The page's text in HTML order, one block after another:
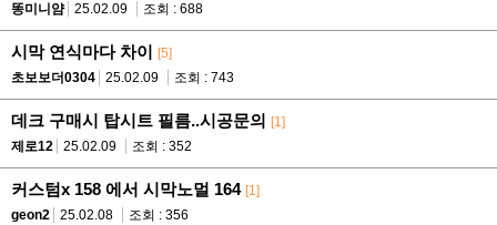
똥미니얌
25.02.09 조회 : 688
시막 연식마다 차이 [5]
초보보더0304
25.02.09 조회 : 743
데크 구매시 탑시트 필름..시공문의 [1]
제로12
25.02.09 조회 : 352
커스텀x 158 에서 시막노멀 164 [1]
geon2
25.02.08 조회 : 356